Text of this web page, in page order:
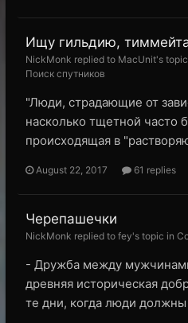
Ищу гильдию,
NickMonk replied to MacUnit's
Поиск спутников
"Люди, страдающие от
насколько тщетной часто
происходящая в
August 22, 2017 61 replies
Черепашечки
NickMonk replied to fey's topic in
- Дружба между
древняя историческая
те дни, когда люди